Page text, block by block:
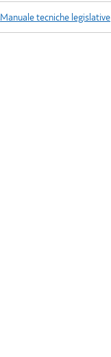
Manuale tecniche legislative